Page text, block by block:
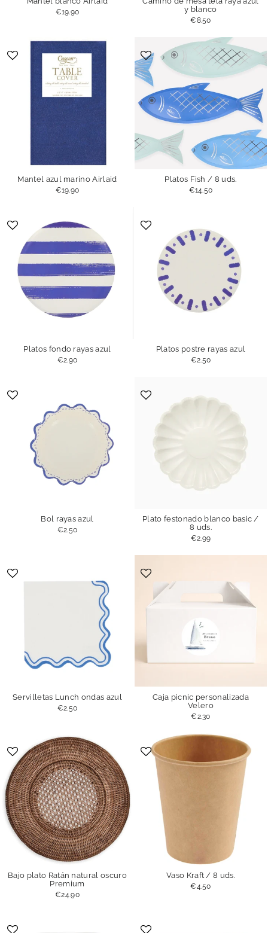
€19.90
y blanco
€8.50
Mantel azul marino Airlaid
€19.90
Platos Fish / 8 uds.
€14.50
Platos fondo rayas azul
€2.90
Platos postre rayas azul
€2.50
Bol rayas azul
€2.50
Plato festonado blanco basic /
8 uds.
€2.99
Servilletas Lunch ondas azul
€2.50
Caja picnic personalizada
Velero
€2.30
Bajo plato Ratán natural oscuro
Premium
€24.90
Vaso Kraft / 8 uds.
€4.50